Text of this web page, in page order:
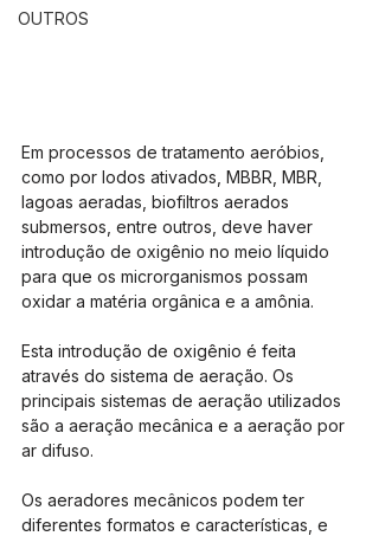
OUTROS
Em processos de tratamento aeróbios,
como por lodos ativados, MBBR, MBR,
lagoas aeradas, biofiltros aerados
submersos, entre outros, deve haver
introdução de oxigênio no meio líquido
para que os microrganismos possam
oxidar a matéria orgânica e a amônia.
Esta introdução de oxigênio é feita
através do sistema de aeração. Os
principais sistemas de aeração utilizados
são a aeração mecânica e a aeração por
ar difuso.
Os aeradores mecânicos podem ter
diferentes formatos e características, e